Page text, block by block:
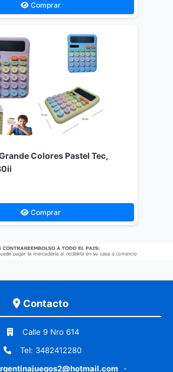
Comprar
Colores Pastel Tec,
Comprar
Contacto
Calle 9 Nro 614
Tel: 3482412280
-